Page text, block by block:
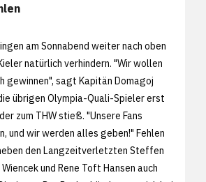
am Sonnabend weiter nach oben
natürlich verhindern. "Wir wollen
gewinnen", sagt Kapitän Domagoj
übrigen Olympia-Quali-Spieler erst
zum THW stieß. "Unsere Fans
und wir werden alles geben!" Fehlen
den Langzeitverletzten Steffen
und Rene Toft Hansen auch